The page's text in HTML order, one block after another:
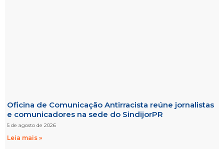
Oficina de Comunicação Antirracista reúne jornalistas
e comunicadores na sede do SindijorPR
5 de agosto de 2026
Leia mais »